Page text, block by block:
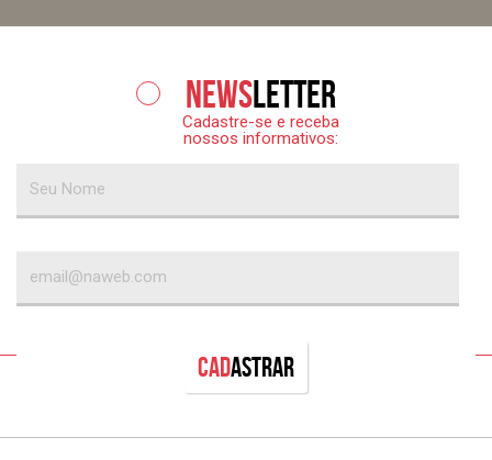
Newsletter
Cadastre-se e receba
nossos informativos:
Cadastrar